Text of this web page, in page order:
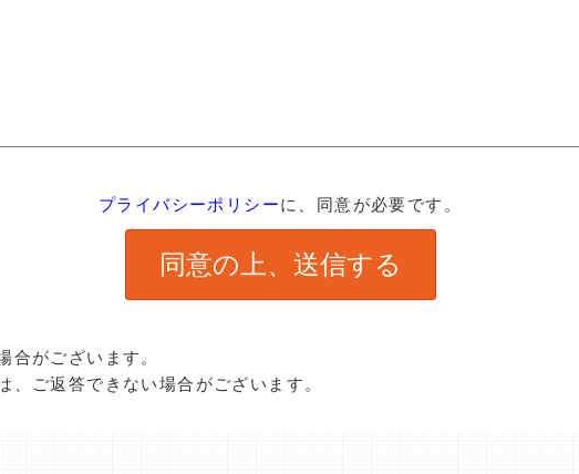
プライバシーポリシーに、同意が必要です。
がございます。
ご返答できない場合がございます。